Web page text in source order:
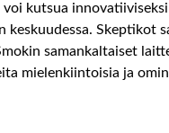
kutsua
Skeptikot
samankaltaiset
mielenkiintoisia ja